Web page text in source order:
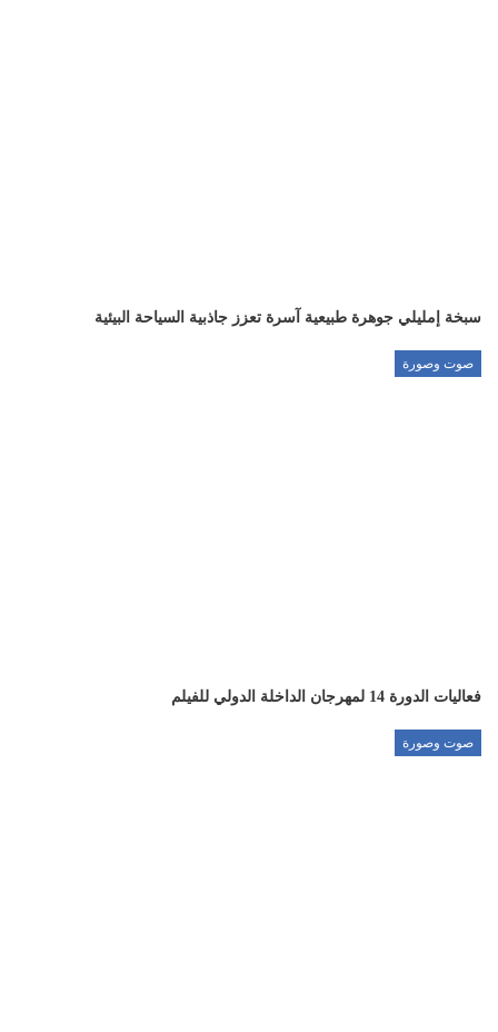
سبخة إمليلي جوهرة طبيعية آسرة تعزز جاذبية السياحة البيئية
صوت وصورة
فعاليات الدورة 14 لمهرجان الداخلة الدولي للفيلم
صوت وصورة